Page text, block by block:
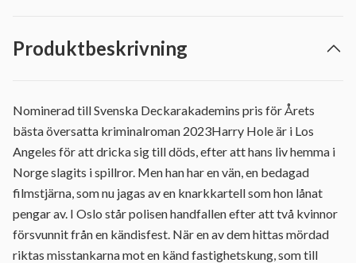
Produktbeskrivning
Nominerad till Svenska Deckarakademins pris för Årets
bästa översatta kriminalroman 2023Harry Hole är i Los
Angeles för att dricka sig till döds, efter att hans liv hemma i
Norge slagits i spillror. Men han har en vän, en bedagad
filmstjärna, som nu jagas av en knarkkartell som hon lånat
pengar av. I Oslo står polisen handfallen efter att två kvinnor
försvunnit från en kändisfest. När en av dem hittas mördad
riktas misstankarna mot en känd fastighetskung, som till